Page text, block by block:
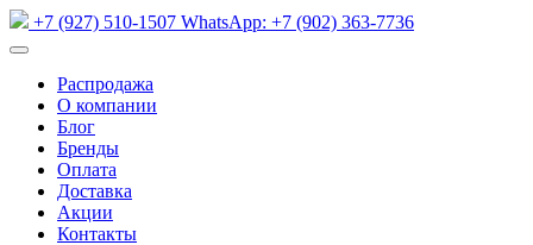
+7 (927) 510-1507 WhatsApp: +7 (902) 363-7736
Распродажа
О компании
Блог
Бренды
Оплата
Доставка
Акции
Контакты